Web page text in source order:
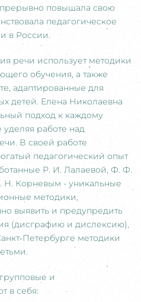
повышала свою
педагогическое
в России.
речи использует методики
обучения, а также
адаптированные для
детей. Елена Николаевна
подход к каждому
работе над
В своей работе
педагогический опыт
Р. И. Лалаевой, Ф. Ф.
Н. Корневым - уникальные
методики,
выявить и предупредить
(дисграфию и дислексию),
Петербурге методики
и
в себя: